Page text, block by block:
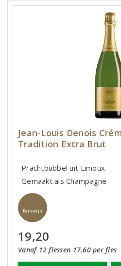
Jean-Louis Denois
Tradition Extra Brut
Prachtbubbel uit Limoux
Gemaakt als Champagne
Perswijn
19,20
Vanaf 12 flessen 17,60 per fles